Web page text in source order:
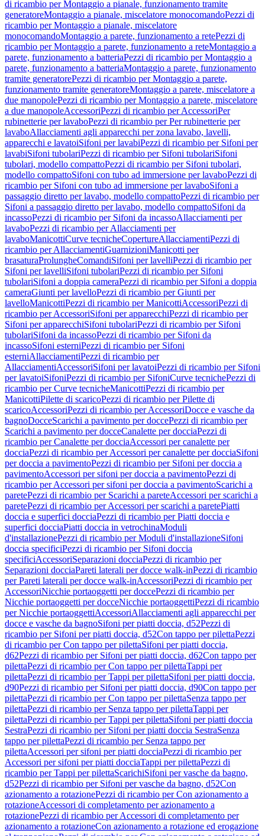
di ricambio per Montaggio a pianale, funzionamento tramite
generatoreMontaggio a pianale, miscelatore monocomandoPezzi di
ricambio per Montaggio a pianale, miscelatore
monocomandoMontaggio a parete, funzionamento a retePezzi di
ricambio per Montaggio a parete, funzionamento a reteMontaggio a
parete, funzionamento a batteriaPezzi di ricambio per Montaggio a
parete, funzionamento a batteriaMontaggio a parete, funzionamento
tramite generatorePezzi di ricambio per Montaggio a parete,
funzionamento tramite generatoreMontaggio a parete, miscelatore a
due manopolePezzi di ricambio per Montaggio a parete, miscelatore
a due manopoleAccessoriPezzi di ricambio per AccessoriPer
rubinetterie per lavaboPezzi di ricambio per Per rubinetterie per
lavaboAllacciamenti agli apparecchi per zona lavabo, lavelli,
apparecchi e lavatoiSifoni per lavabiPezzi di ricambio per Sifoni per
lavabiSifoni tubolariPezzi di ricambio per Sifoni tubolariSifoni
tubolari, modello compattoPezzi di ricambio per Sifoni tubolari,
modello compattoSifoni con tubo ad immersione per lavaboPezzi di
ricambio per Sifoni con tubo ad immersione per lavaboSifoni a
passaggio diretto per lavabo, modello compattoPezzi di ricambio per
Sifoni a passaggio diretto per lavabo, modello compattoSifoni da
incassoPezzi di ricambio per Sifoni da incassoAllacciamenti per
lavaboPezzi di ricambio per Allacciamenti per
lavaboManicottiCurve tecnicheCopertureAllacciamentiPezzi di
ricambio per AllacciamentiGuarnizioniManicotti per
brasaturaProlungheComandiSifoni per lavelliPezzi di ricambio per
Sifoni per lavelliSifoni tubolariPezzi di ricambio per Sifoni
tubolariSifoni a doppia cameraPezzi di ricambio per Sifoni a doppia
cameraGiunti per lavelloPezzi di ricambio per Giunti per
lavelloManicottiPezzi di ricambio per ManicottiAccessoriPezzi di
ricambio per AccessoriSifoni per apparecchiPezzi di ricambio per
Sifoni per apparecchiSifoni tubolariPezzi di ricambio per Sifoni
tubolariSifoni da incassoPezzi di ricambio per Sifoni da
incassoSifoni esterniPezzi di ricambio per Sifoni
esterniAllacciamentiPezzi di ricambio per
AllacciamentiAccessoriSifoni per lavatoiPezzi di ricambio per Sifoni
per lavatoiSifoniPezzi di ricambio per SifoniCurve tecnichePezzi di
ricambio per Curve tecnicheManicottiPezzi di ricambio per
ManicottiPilette di scaricoPezzi di ricambio per Pilette di
scaricoAccessoriPezzi di ricambio per AccessoriDocce e vasche da
bagnoDocceScarichi a pavimento per doccePezzi di ricambio per
Scarichi a pavimento per docceCanalette per docciaPezzi di
ricambio per Canalette per docciaAccessori per canalette per
docciaPezzi di ricambio per Accessori per canalette per docciaSifoni
per doccia a pavimentoPezzi di ricambio per Sifoni per doccia a
pavimentoAccessori per sifoni per doccia a pavimentoPezzi di
ricambio per Accessori per sifoni per doccia a pavimentoScarichi a
paretePezzi di ricambio per Scarichi a pareteAccessori per scarichi a
paretePezzi di ricambio per Accessori per scarichi a paretePiatti
doccia e superfici docciaPezzi di ricambio per Piatti doccia e
superfici docciaPiatti doccia in vetrochinaModuli
d'installazionePezzi di ricambio per Moduli d'installazioneSifoni
doccia specificiPezzi di ricambio per Sifoni doccia
specificiAccessoriSeparazioni docciaPezzi di ricambio per
Separazioni docciaPareti laterali per docce walk-inPezzi di ricambio
per Pareti laterali per docce walk-inAccessoriPezzi di ricambio per
AccessoriNicchie portaoggetti per doccePezzi di ricambio per
Nicchie portaoggetti per docceNicchie portaoggettiPezzi di ricambio
per Nicchie portaoggettiAccessoriAllacciamenti agli apparecchi per
docce e vasche da bagnoSifoni per piatti doccia, d52Pezzi di
ricambio per Sifoni per piatti doccia, d52Con tappo per pilettaPezzi
di ricambio per Con tappo per pilettaSifoni per piatti doccia,
d62Pezzi di ricambio per Sifoni per piatti doccia, d62Con tappo per
pilettaPezzi di ricambio per Con tappo per pilettaTappi per
pilettaPezzi di ricambio per Tappi per pilettaSifoni per piatti doccia,
d90Pezzi di ricambio per Sifoni per piatti doccia, d90Con tappo per
pilettaPezzi di ricambio per Con tappo per pilettaSenza tappo per
pilettaPezzi di ricambio per Senza tappo per pilettaTappi per
pilettaPezzi di ricambio per Tappi per pilettaSifoni per piatti doccia
SestraPezzi di ricambio per Sifoni per piatti doccia SestraSenza
tappo per pilettaPezzi di ricambio per Senza tappo per
pilettaAccessori per sifoni per piatti docciaPezzi di ricambio per
Accessori per sifoni per piatti docciaTappi per pilettaPezzi di
ricambio per Tappi per pilettaScarichiSifoni per vasche da bagno,
d52Pezzi di ricambio per Sifoni per vasche da bagno, d52Con
azionamento a rotazionePezzi di ricambio per Con azionamento a
rotazioneAccessori di completamento per azionamento a
rotazionePezzi di ricambio per Accessori di completamento per
azionamento a rotazioneCon azionamento a rotazione ed erogazione